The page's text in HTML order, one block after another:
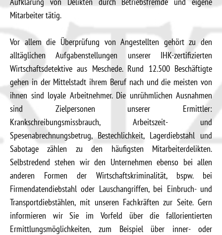
Mitarbeiter tätig.
Vor allem die Überprüfung von Angestellten gehört zu den
alltäglichen Aufgabenstellungen unserer IHK-zertifizierten
Wirtschaftsdetektive aus Meschede. Rund 12.500 Beschäftigte
gehen in der Mittelstadt ihrem Beruf nach und die meisten von
ihnen sind loyale Arbeitnehmer. Die unrühmlichen Ausnahmen
sind Zielpersonen unserer Ermittler:
Krankschreibungsmissbrauch, Arbeitszeit- und
Spesenabrechnungsbetrug, Bestechlichkeit, Lagerdiebstahl und
Sabotage zählen zu den häufigsten Mitarbeiterdelikten.
Selbstredend stehen wir den Unternehmen ebenso bei allen
anderen Formen der Wirtschaftskriminalität, bspw. bei
Firmendatendiebstahl oder Lauschangriffen, bei Einbruch- und
Transportdiebstählen, mit unseren Fachkräften zur Seite. Gern
informieren wir Sie im Vorfeld über die fallorientierten
Ermittlungsmöglichkeiten, zum Beispiel über inner- oder